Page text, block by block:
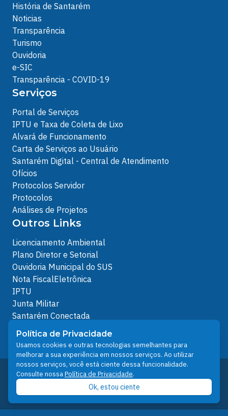
História de Santarém
Noticias
Transparência
Turismo
Ouvidoria
e-SIC
Transparência - COVID-19
Serviços
Portal de Serviços
IPTU e Taxa de Coleta de Lixo
Alvará de Funcionamento
Carta de Serviços ao Usuário
Santarém Digital - Central de Atendimento
Ofícios
Protocolos Servidor
Protocolos
Análises de Projetos
Outros Links
Licenciamento Ambiental
Plano Diretor e Setorial
Ouvidoria Municipal do SUS
Nota FiscalEletrônica
IPTU
Junta Militar
Santarém Conectada
Política de Privacidade
People illustrations by Storyset
Desenvolvido pelo Núcleo Técnico de Gestão de
Tecnologia da Informação - NTI
Prefeitura de Santarém © 2026
Política de Privacidade
Usamos cookies e outras tecnologias semelhantes para
melhorar a sua experiência em nossos serviços. Ao utilizar
nossos serviços, você está ciente dessa funcionalidade.
Consulte nossaPolítica de Privacidade.
Ok, estou ciente